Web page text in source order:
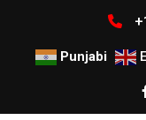
Punjabi